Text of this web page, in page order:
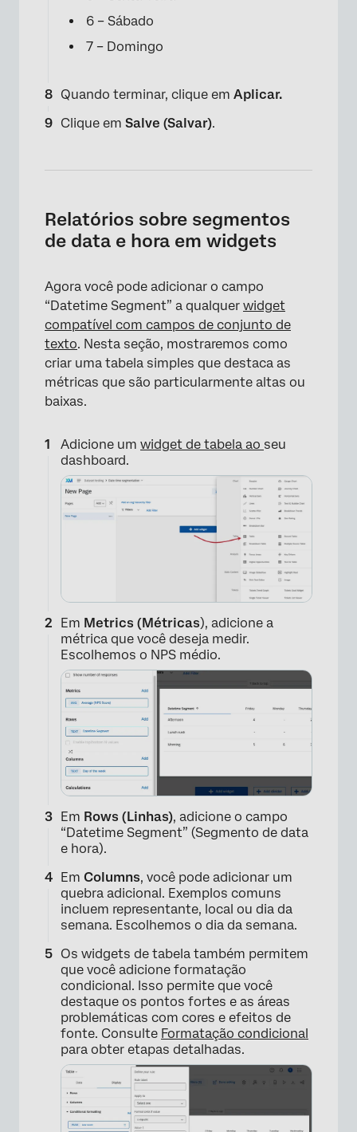
×
×
6 – Sábado
7 – Domingo
Quando terminar, clique em Aplicar.
Clique em Salve (Salvar).
Relatórios sobre segmentos
de data e hora em widgets
Agora você pode adicionar o campo
“Datetime Segment” a qualquer widget
compatível com campos de conjunto de
texto. Nesta seção, mostraremos como
criar uma tabela simples que destaca as
métricas que são particularmente altas ou
baixas.
Adicione um widget de tabela ao seu
dashboard.
Em Metrics (Métricas), adicione a
métrica que você deseja medir.
Escolhemos o NPS médio.
Em Rows (Linhas), adicione o campo
“Datetime Segment” (Segmento de data
e hora).
Em Columns, você pode adicionar um
quebra adicional. Exemplos comuns
incluem representante, local ou dia da
semana. Escolhemos o dia da semana.
Os widgets de tabela também permitem
que você adicione formatação
condicional. Isso permite que você
destaque os pontos fortes e as áreas
problemáticas com cores e efeitos de
fonte. Consulte Formatação condicional
para obter etapas detalhadas.